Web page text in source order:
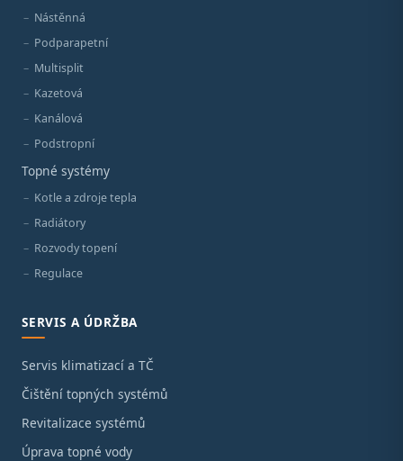
Nástěnná
Podparapetní
Multisplit
Kazetová
Kanálová
Podstropní
Topné systémy
Kotle a zdroje tepla
Radiátory
Rozvody topení
Regulace
SERVIS A ÚDRŽBA
Servis klimatizací a TČ
Čištění topných systémů
Revitalizace systémů
Úprava topné vody